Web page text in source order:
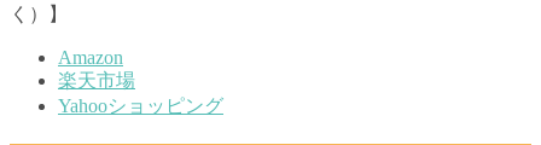
く）】
Amazon
楽天市場
Yahooショッピング